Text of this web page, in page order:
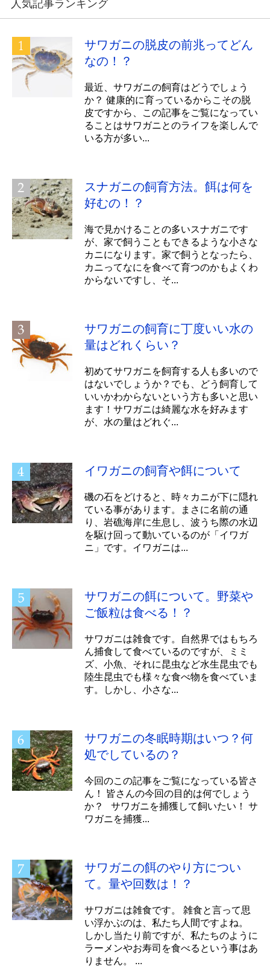
人気記事ランキング
サワガニの脱皮の前兆ってどん
なの！？
最近、サワガニの飼育はどうでしょう
か？ 健康的に育っているからこその脱
皮ですから、この記事をご覧になってい
ることはサワガニとのライフを楽しんで
いる方が多い...
スナガニの飼育方法。餌は何を
好むの！？
海で見かけることの多いスナガニです
が、家で飼うこともできるような小さな
カニになります。家で飼うとなったら、
カニってなにを食べて育つのかもよくわ
からないですし、そ...
サワガニの飼育に丁度いい水の
量はどれくらい？
初めてサワガニを飼育する人も多いので
はないでしょうか？でも、どう飼育して
いいかわからないという方も多いと思い
ます！サワガニは綺麗な水を好みます
が、水の量はどれぐ...
イワガニの飼育や餌について
磯の石をどけると、時々カニが下に隠れ
ている事があります。まさに名前の通
り、岩礁海岸に生息し、波うち際の水辺
を駆け回って動いているのが「イワガ
ニ」です。イワガニは...
サワガニの餌について。野菜や
ご飯粒は食べる！？
サワガニは雑食です。自然界ではもちろ
ん捕食して食べているのですが、ミミ
ズ、小魚、それに昆虫など水生昆虫でも
陸生昆虫でも様々な食べ物を食べていま
す。しかし、小さな...
サワガニの冬眠時期はいつ？何
処でしているの？
今回のこの記事をご覧になっている皆さ
ん！ 皆さんの今回の目的は何でしょう
か？ サワガニを捕獲して飼いたい！ サ
ワガニを捕獲...
サワガニの餌のやり方につい
て。量や回数は！？
サワガニは雑食です。 雑食と言って思
い浮かぶのは、私たち人間ですよね。
しかし当たり前ですが、私たちのように
ラーメンやお寿司を食べるという事はあ
りません。 ...